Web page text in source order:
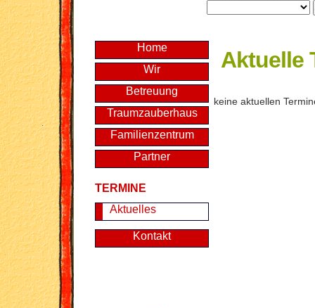
Home
Wir
Betreuung
Traumzauberhaus
Familienzentrum
Partner
TERMINE
Aktuelles
Kontakt
Aktuelle
keine aktuellen